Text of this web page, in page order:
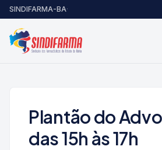
Pular para o conteúdo
SINDIFARMA-BA·
Plantão do
das 15h às 17h